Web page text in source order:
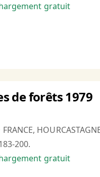
gratuit
de forêts 1979
200.
gratuit